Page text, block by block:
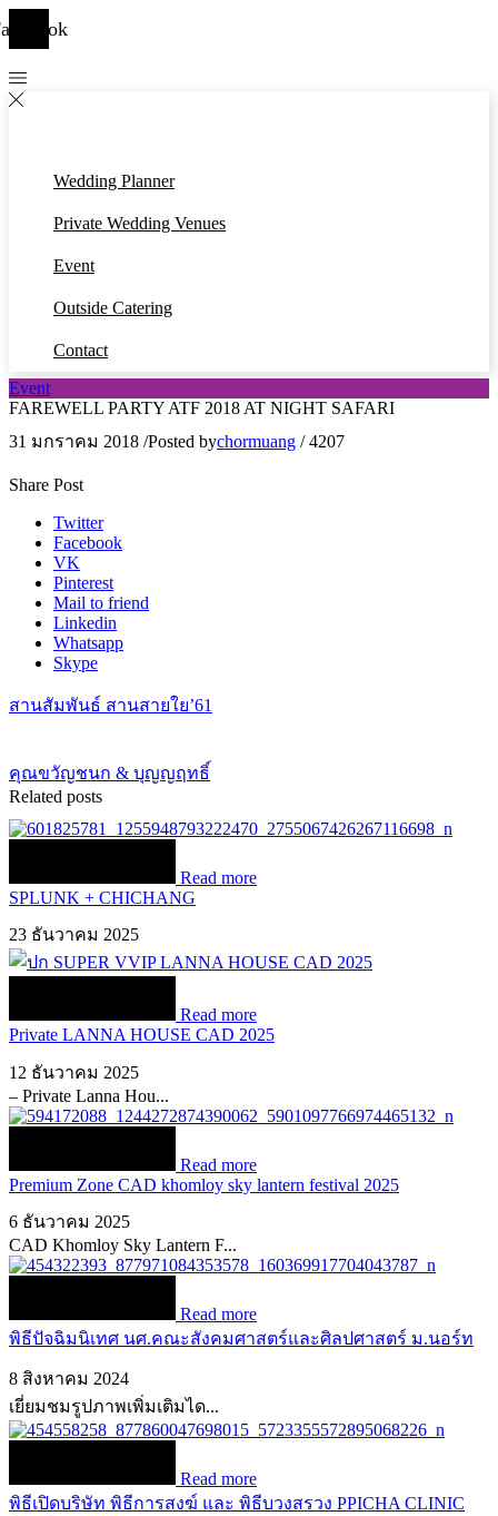
Wedding Planner
Private Wedding Venues
Event
Outside Catering
Contact
Event
FAREWELL PARTY ATF 2018 AT NIGHT SAFARI
31 มกราคม 2018 /Posted bychormuang / 4207
Share Post
Twitter
Facebook
VK
Pinterest
Mail to friend
Linkedin
Whatsapp
Skype
สานสัมพันธ์ สานสายใย’61
คุณขวัญชนก & บุญญฤทธิ์
Related posts
Read more
SPLUNK + CHICHANG
23 ธันวาคม 2025
Read more
Private LANNA HOUSE CAD 2025
12 ธันวาคม 2025
– Private Lanna Hou...
Read more
Premium Zone CAD khomloy sky lantern festival 2025
6 ธันวาคม 2025
CAD Khomloy Sky Lantern F...
Read more
พิธีปัจฉิมนิเทศ นศ.คณะสังคมศาสตร์และศิลปศาสตร์ ม.นอร์ท
8 สิงหาคม 2024
เยี่ยมชมรูปภาพเพิ่มเติมได...
Read more
พิธีเปิดบริษัท พิธีการสงฆ์ และ พิธีบวงสรวง PPICHA CLINIC